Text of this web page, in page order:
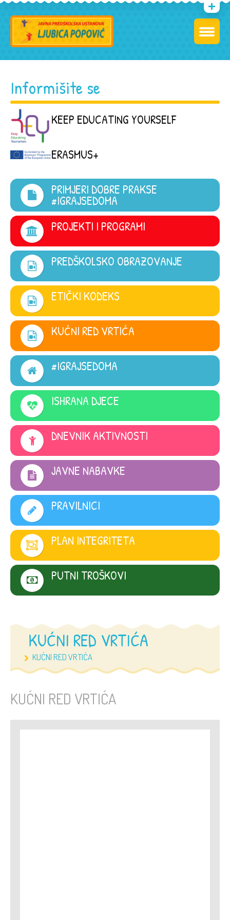
Informišite se
KEEP EDUCATING YOURSELF
ERASMUS+
PRIMJERI DOBRE PRAKSE
#IGRAJSEDOMA
PROJEKTI I PROGRAMI
PREDŠKOLSKO OBRAZOVANJE
ETIČKI KODEKS
KUĆNI RED VRTIĆA
#IGRAJSEDOMA
ISHRANA DJECE
DNEVNIK AKTIVNOSTI
JAVNE NABAVKE
PRAVILNICI
PLAN INTEGRITETA
PUTNI TROŠKOVI
KUĆNI RED VRTIĆA
KUĆNI RED VRTIĆA
KUĆNI RED VRTIĆA